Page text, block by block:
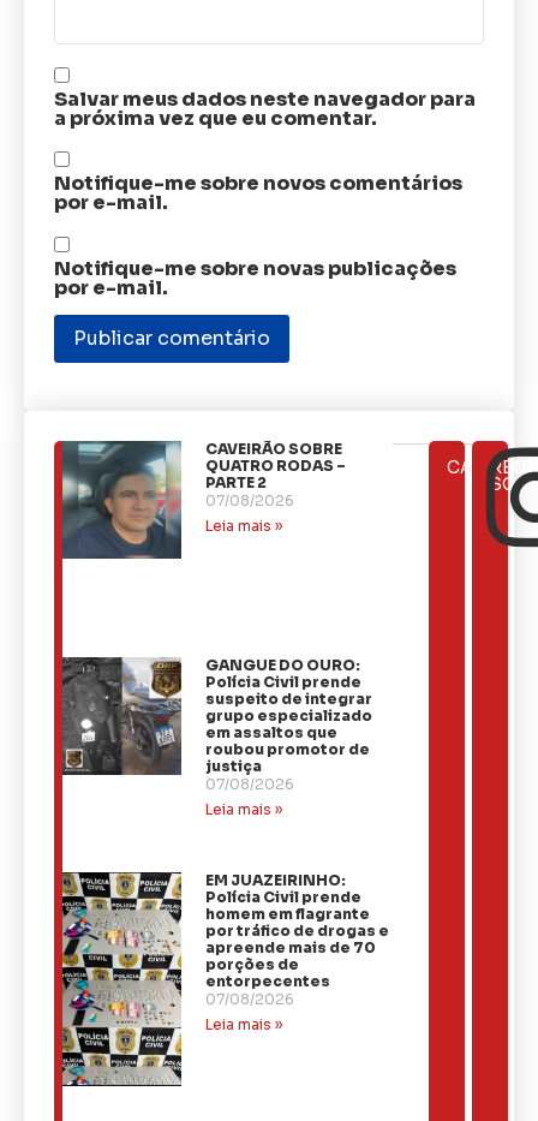
Salvar meus dados neste navegador para
a próxima vez que eu comentar.
Notifique-me sobre novos comentários
por e-mail.
Notifique-me sobre novas publicações
por e-mail.
ÚLTIMAS
NOTÍCIAS
CAVEIRÃO SOBRE
QUATRO RODAS –
PARTE 2
07/08/2026
Leia mais »
GANGUE DO OURO:
Polícia Civil prende
suspeito de integrar
grupo especializado
em assaltos que
roubou promotor de
justiça
07/08/2026
Leia mais »
EM JUAZEIRINHO:
Polícia Civil prende
homem em flagrante
por tráfico de drogas e
apreende mais de 70
porções de
entorpecentes
07/08/2026
Leia mais »